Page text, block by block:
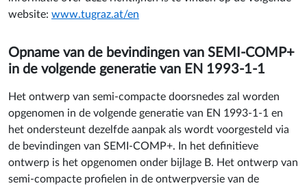
website: www.tugraz.at/en
Opname van de bevindingen van SEMI-COMP+
in de volgende generatie van EN 1993-1-1
Het ontwerp van semi-compacte doorsnedes zal worden
opgenomen in de volgende generatie van EN 1993-1-1 en
het ondersteunt dezelfde aanpak als wordt voorgesteld via
de bevindingen van SEMI-COMP+. In het definitieve
ontwerp is het opgenomen onder bijlage B. Het ontwerp van
semi-compacte profielen in de ontwerpversie van de